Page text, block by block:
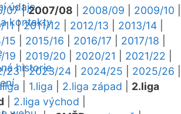
údaje
kontakty
historie
07|2007/08 2008/09 2009/10
11|2011/12 2012/13 2013/14
15
2015/16 2016/17 2017/18
19
2019/20 2020/21 2021/22
23|2023/24 2024/25 2025/26
1.liga 2.liga západ
2.liga
2.liga východ